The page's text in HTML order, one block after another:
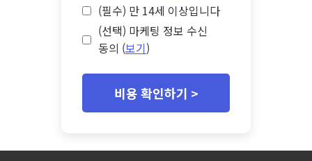
(필수) 만 14세 이상입니다
(선택) 마케팅 정보 수신
동의 (보기)
비용 확인하기 >